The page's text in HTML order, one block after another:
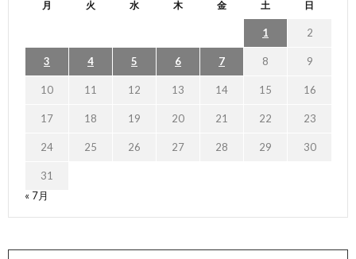
月 火 水 木 金 土 日
1 2
3 4 5 6 7 8 9
10 11 12 13 14 15 16
17 18 19 20 21 22 23
24 25 26 27 28 29 30
31
« 7月